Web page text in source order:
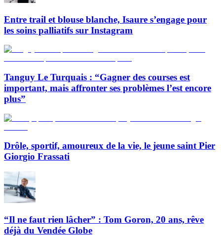
Entre trail et blouse blanche, Isaure s’engage pour
les soins palliatifs sur Instagram
Tanguy Le Turquais : “Gagner des courses est
important, mais affronter ses problèmes l’est encore
plus”
Drôle, sportif, amoureux de la vie, le jeune saint Pier
Giorgio Frassati
“Il ne faut rien lâcher” : Tom Goron, 20 ans, rêve
déjà du Vendée Globe